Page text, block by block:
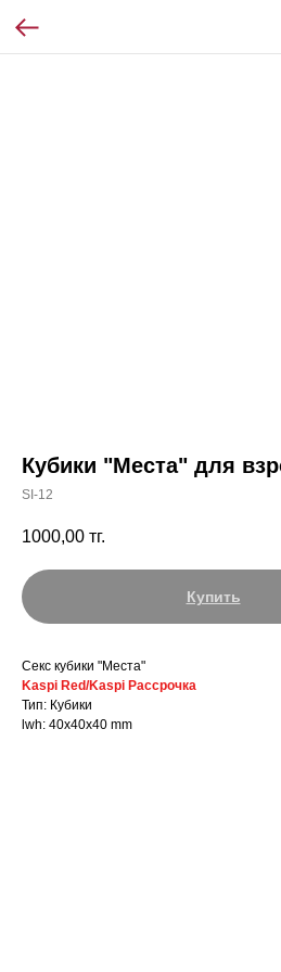
Кубики "Места" для
SI-12
1000,00 тг.
Купить
Секс кубики "Места"
Kaspi Red/Kaspi Рассрочка
Тип: Кубики
lwh: 40x40x40 mm